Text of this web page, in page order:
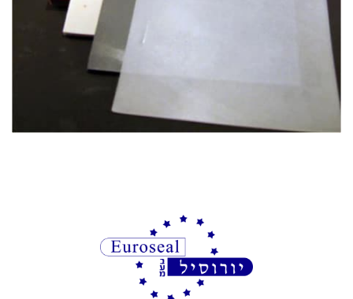
מעוניינים בציוד איכותי למפעלים?
אצלנו עם מגוון חברות בינלאומיות בתחום חומרי
האטימה, ציפויים ואיכות הסביבה